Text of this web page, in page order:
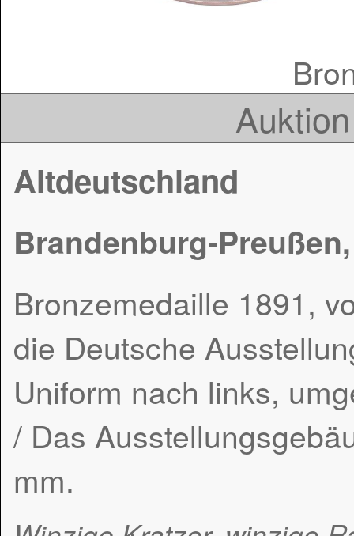
Altdeutschland
Brandenburg-
Bronzemedaille 1891,
die Deutsche
Uniform nach links,
/ Das
mm.